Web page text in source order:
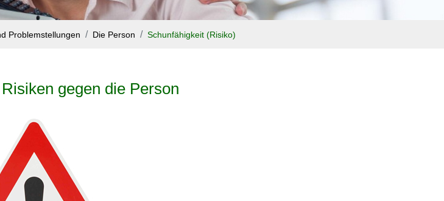
Problemstellungen Die Person Schunfähigkeit (Risiko)
gegen die Person